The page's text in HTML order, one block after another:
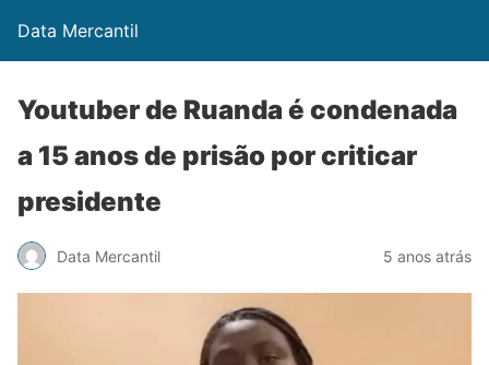
Data Mercantil
Youtuber de Ruanda é condenada
a 15 anos de prisão por criticar
presidente
Data Mercantil 5 anos atrás